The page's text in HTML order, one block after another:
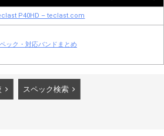
P40HD – teclast.com
ック・対応バンドまとめ
スペック検索